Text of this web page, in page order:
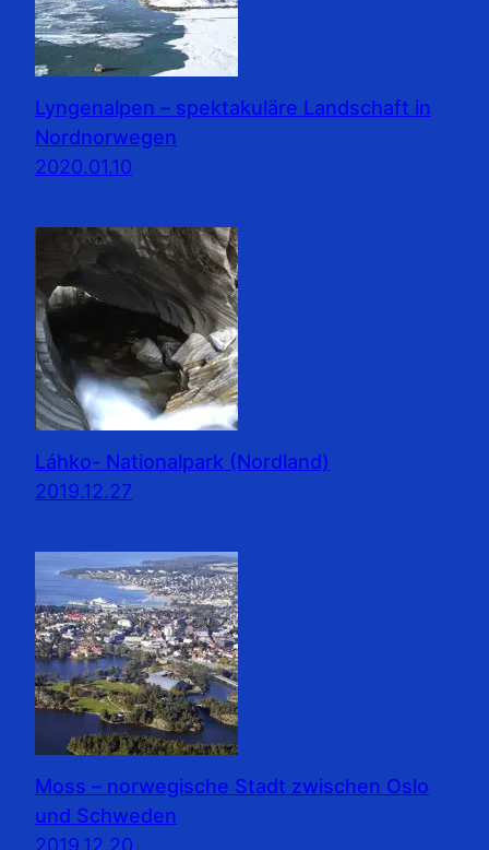
Lyngenalpen – spektakuläre Landschaft in
Nordnorwegen
2020.01.10
Láhko- Nationalpark (Nordland)
2019.12.27
Moss – norwegische Stadt zwischen Oslo
und Schweden